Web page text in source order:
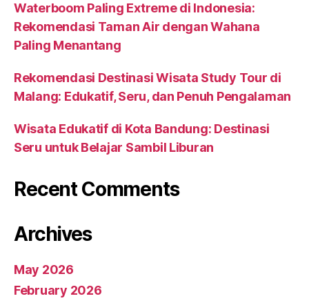
Waterboom Paling Extreme di Indonesia:
Rekomendasi Taman Air dengan Wahana
Paling Menantang
Rekomendasi Destinasi Wisata Study Tour di
Malang: Edukatif, Seru, dan Penuh Pengalaman
Wisata Edukatif di Kota Bandung: Destinasi
Seru untuk Belajar Sambil Liburan
Recent Comments
Archives
May 2026
February 2026